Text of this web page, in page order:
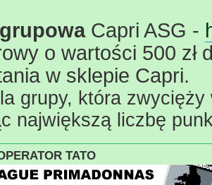
Capri ASG -
o wartości 500 zł
w sklepie Capri.
grupy, która
największą liczbę
TATO